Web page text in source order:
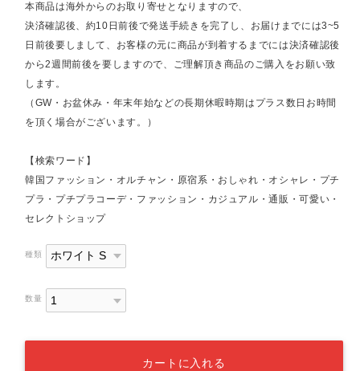
本商品は海外からのお取り寄せとなりますので、
決済確認後、約10日前後で発送手続きを完了し、お届けまでには3~5
日前後要しまして、お客様の元に商品が到着するまでには決済確認後
から2週間前後を要しますので、ご理解頂き商品のご購入をお願い致
します。
（GW・お盆休み・年末年始などの長期休暇時期はプラス数日お時間
を頂く場合がございます。）
【検索ワード】
韓国ファッション・オルチャン・原宿系・おしゃれ・オシャレ・プチ
プラ・プチプラコーデ・ファッション・カジュアル・通販・可愛い・
セレクトショップ
種類
数量
カートに入れる